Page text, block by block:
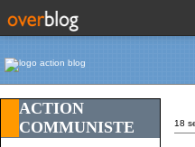
ACTION
COMMUNISTE
18